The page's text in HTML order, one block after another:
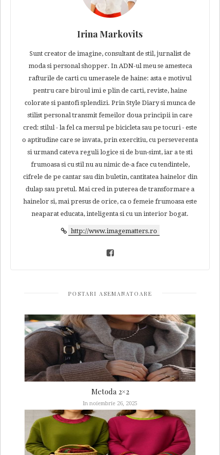
Irina Markovits
Sunt creator de imagine, consultant de stil, jurnalist de
moda si personal shopper. In ADN-ul meu se amesteca
rafturile de carti cu umerasele de haine: asta e motivul
pentru care biroul imi e plin de carti, reviste, haine
colorate si pantofi splendizi. Prin Style Diary si munca de
stilist personal transmit femeilor doua principii in care
cred: stilul - la fel ca mersul pe bicicleta sau pe tocuri - este
o aptitudine care se invata, prin exercitiu, cu perseverenta
si urmand cateva reguli logice si de bun-simt, iar a te sti
frumoasa si cu stil nu au nimic de-a face cu tendintele,
cifrele de pe cantar sau din buletin, cantitatea hainelor din
dulap sau pretul. Mai cred in puterea de transformare a
hainelor si, mai presus de orice, ca o femeie frumoasa este
neaparat educata, inteligenta si cu un interior bogat.
http://www.imagematters.ro
POSTARI ASEMANATOARE
Metoda 2×2
In noiembrie 26, 2025